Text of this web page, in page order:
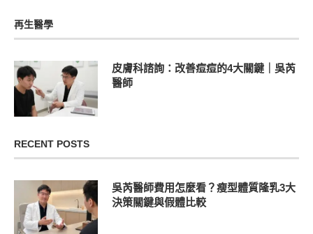
再生醫學
皮膚科諮詢：改善痘痘的4大關鍵｜吳芮
醫師
RECENT POSTS
吳芮醫師費用怎麼看？瘦型體質隆乳3大
決策關鍵與假體比較